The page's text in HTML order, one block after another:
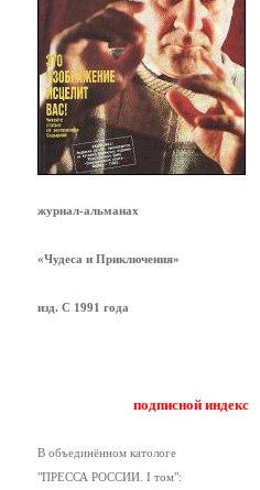
журнал-альманах
«Чудеса и Приключения»
изд. С 1991 года
подписной индекс
В объединённом катологе
"ПРЕССА РОССИИ. I том":